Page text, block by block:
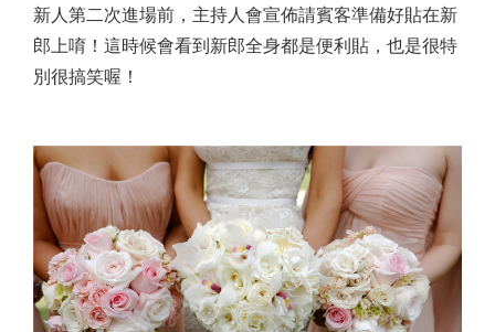
新人第二次進場前，主持人會宣佈請賓客準備好貼在新
郎上唷！這時候會看到新郎全身都是便利貼，也是很特
別很搞笑喔！